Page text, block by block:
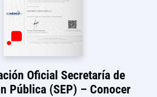
Oficial Secretaría de
Pública (SEP) – Conocer